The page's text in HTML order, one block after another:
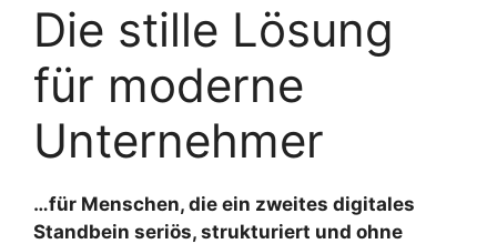
Die stille Lösung
für moderne
Unternehmer
…für Menschen, die ein zweites digitales
Standbein seriös, strukturiert und ohne